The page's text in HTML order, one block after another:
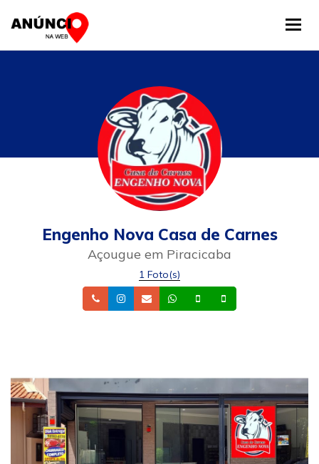
Engenho Nova Casa de Carnes
Açougue em Piracicaba
1 Foto(s)
TelefoneInstagram
Email WhatsappCelular